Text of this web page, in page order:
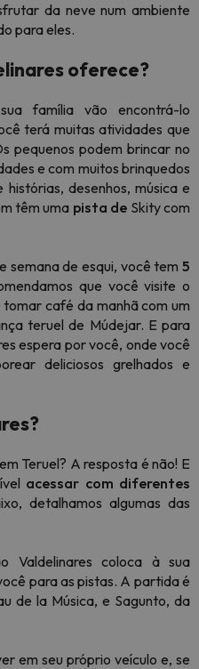
da neve num ambiente
para eles.
oferece?
família vão encontrá-lo
terá muitas atividades que
pequenos podem brincar no
e com muitos brinquedos
desenhos, música e
têm uma pista de Skity com
semana de esqui, você tem 5
que você visite o
café da manhã com um
teruel de Múdejar. E para
espera por você, onde você
deliciosos grelhados e
Teruel? A resposta é não! E
acessar com diferentes
detalhamos algumas das
Valdelinares coloca à sua
para as pistas. A partida é
de la Música, e Sagunto, da
em seu próprio veículo e, se